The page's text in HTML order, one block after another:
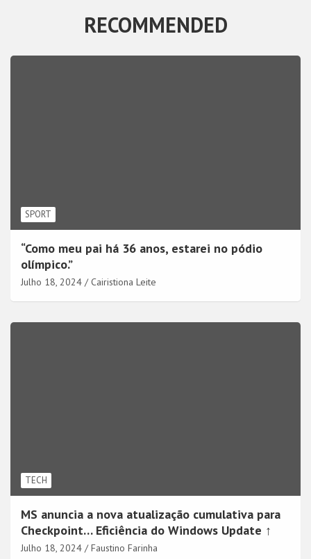
RECOMMENDED
SPORT
“Como meu pai há 36 anos, estarei no pódio
olímpico.”
Julho 18, 2024 Cairistiona Leite
TECH
MS anuncia a nova atualização cumulativa para
Checkpoint… Eficiência do Windows Update ↑
Julho 18, 2024 Faustino Farinha